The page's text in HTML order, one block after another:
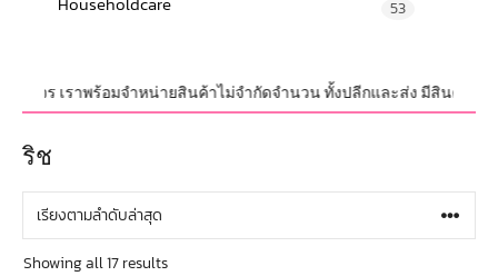
53
ร เราพร้อมจำหน่ายสินค้าไม่จำกัดจำนวน ทั้งปลีกและส่ง มีสินค้าใหม่อั
ริช
Showing all 17 results